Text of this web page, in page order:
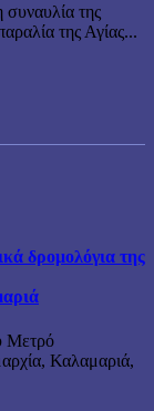
συναυλία της
της Αγίας...
δρομολόγια της
Μετρό
Καλαμαριά,